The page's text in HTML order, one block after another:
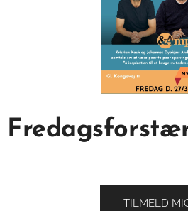
TILMELD